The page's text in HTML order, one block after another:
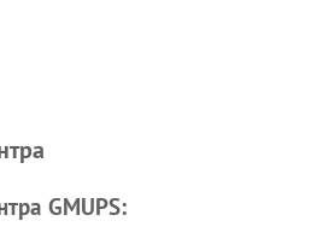
GMUPS: